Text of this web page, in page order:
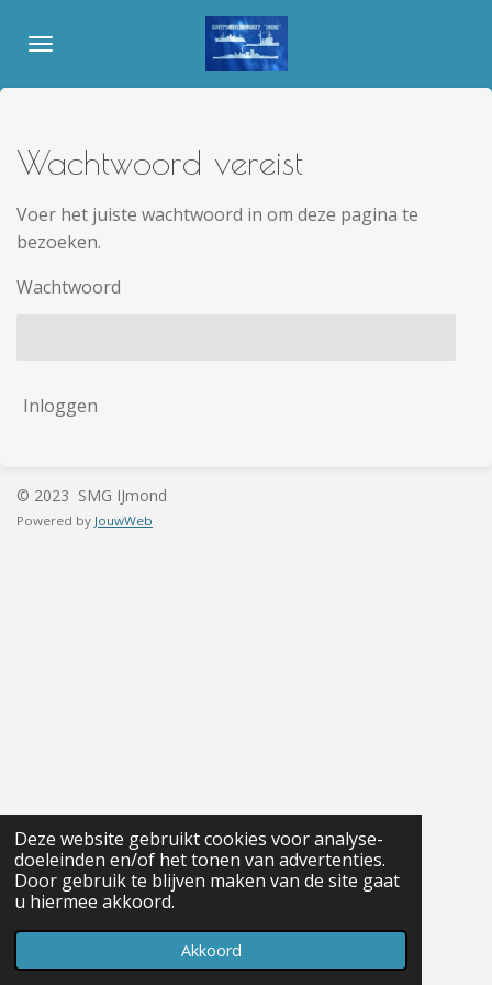
Deze website gebruikt cookies voor analyse-
doeleinden en/of het tonen van advertenties.
Door gebruik te blijven maken van de site gaat
u hiermee akkoord.
Akkoord
direct
Wachtwoord vereist
Voer het juiste wachtwoord in om deze pagina te
bezoeken.
Wachtwoord
Inloggen
© 2023 SMG IJmond
Powered by JouwWeb